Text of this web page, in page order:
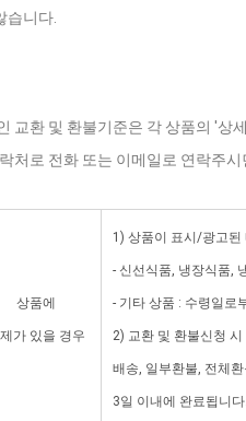
습니다.
교환 및 환불기준은 각 상품의 '상
처로 전화 또는 이메일로 연락주
상품에
가 있을 경우
1) 상품이 표시/광고된
- 신선식품, 냉장식품,
- 기타 상품 : 수령일로
2) 교환 및 환불신청
배송, 일부환불, 전체
3일 이내에 완료됩니